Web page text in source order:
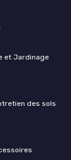
et Jardinage
des sols